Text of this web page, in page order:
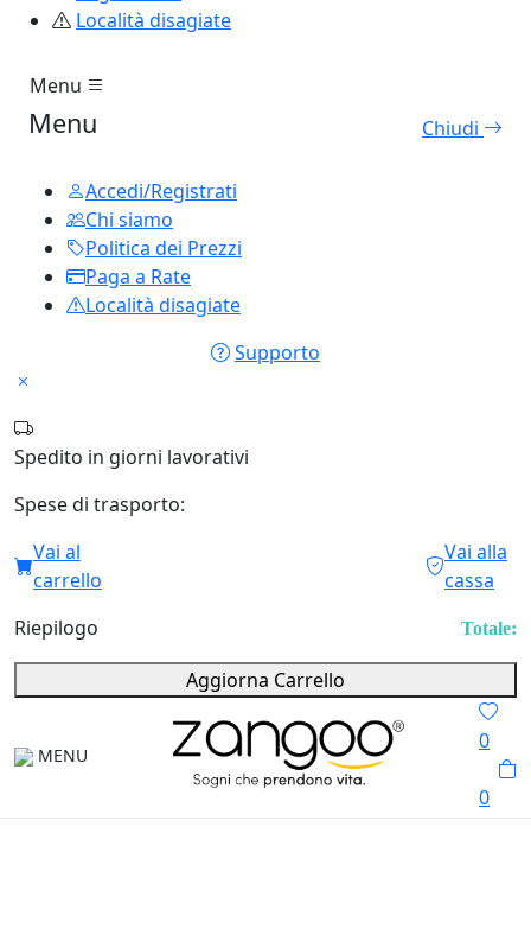
Località disagiate
Menu
Menu Chiudi
Accedi/Registrati
Chi siamo
Politica dei Prezzi
Paga a Rate
Località disagiate
Supporto
Spedito in giorni lavorativi
Spese di trasporto:
Vai al
carrello
Vai alla
cassa
Riepilogo
Totale:
Aggiorna Carrello
MENU
0
0